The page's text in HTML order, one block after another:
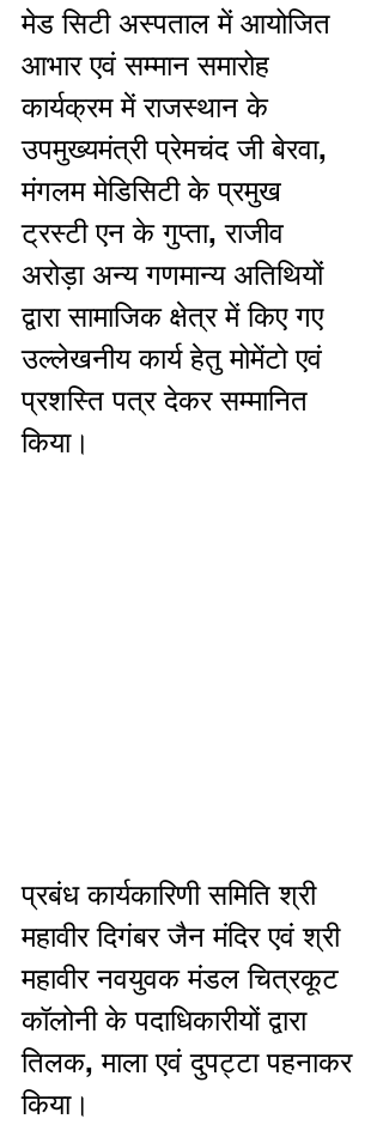
मेड सिटी अस्पताल में आयोजित
आभार एवं सम्मान समारोह
कार्यक्रम में राजस्थान के
उपमुख्यमंत्री प्रेमचंद जी बेरवा,
मंगलम मेडिसिटी के प्रमुख
ट्रस्टी एन के गुप्ता, राजीव
अरोड़ा अन्य गणमान्य अतिथियों
द्वारा सामाजिक क्षेत्र में किए गए
उल्लेखनीय कार्य हेतु मोमेंटो एवं
प्रशस्ति पत्र देकर सम्मानित
किया।
प्रबंध कार्यकारिणी समिति श्री
महावीर दिगंबर जैन मंदिर एवं श्री
महावीर नवयुवक मंडल चित्रकूट
कॉलोनी के पदाधिकारीयों द्वारा
तिलक, माला एवं दुपट्टा पहनाकर
किया।